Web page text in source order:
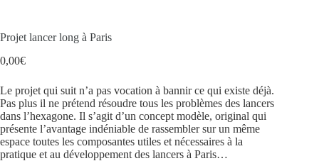
Projet lancer long à Paris
0,00€
Le projet qui suit n’a pas vocation à bannir ce qui existe déjà.
Pas plus il ne prétend résoudre tous les problèmes des lancers
dans l’hexagone. Il s’agit d’un concept modèle, original qui
présente l’avantage indéniable de rassembler sur un même
espace toutes les composantes utiles et nécessaires à la
pratique et au développement des lancers à Paris…